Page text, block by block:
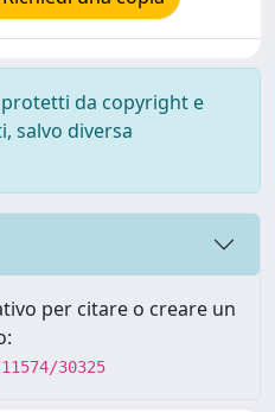
da copyright e
salvo diversa
per citare o creare un
30325